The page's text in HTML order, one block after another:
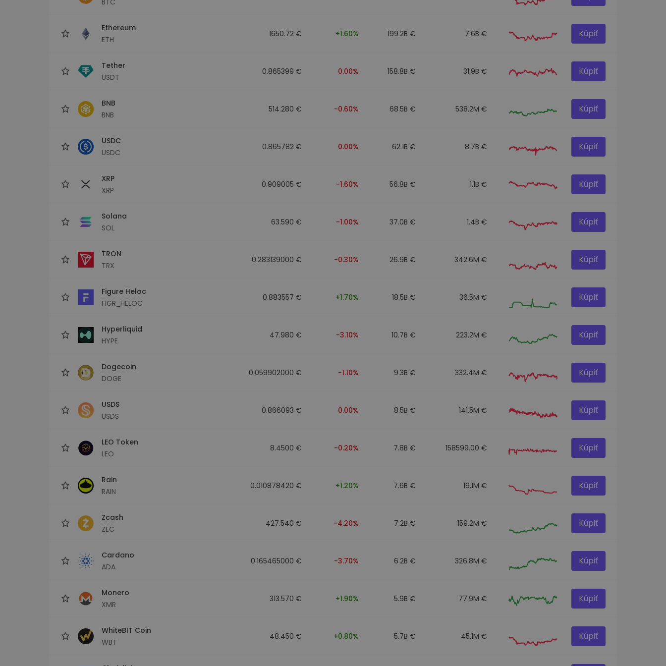
Ethereum
ETH
1650.72 € +1.60% 199.2B € 7.6B € Kúpiť
Tether
USDT
0.865399 € 0.00% 158.8B € 31.9B € Kúpiť
BNB
BNB
514.280 € -0.60% 68.5B € 538.2M € Kúpiť
USDC
USDC
0.865782 € 0.00% 62.1B € 8.7B € Kúpiť
XRP
XRP
0.909005 € -1.60% 56.8B € 1.1B € Kúpiť
Solana
SOL
63.590 € -1.00% 37.0B € 1.4B € Kúpiť
TRON
TRX
0.283139000 € -0.30% 26.9B € 342.6M € Kúpiť
Figure Heloc
FIGR_HELOC
0.883557 € +1.70% 18.5B € 36.5M € Kúpiť
Hyperliquid
HYPE
47.980 € -3.10% 10.7B € 223.2M € Kúpiť
Dogecoin
DOGE
0.059902000 € -1.10% 9.3B € 332.4M € Kúpiť
USDS
USDS
0.866093 € 0.00% 8.5B € 141.5M € Kúpiť
LEO Token
LEO
8.4500 € -0.20% 7.8B € 158599.00 € Kúpiť
Rain
RAIN
0.010878420 € +1.20% 7.6B € 19.1M € Kúpiť
Zcash
ZEC
427.540 € -4.20% 7.2B € 159.2M € Kúpiť
Cardano
ADA
0.165465000 € -3.70% 6.2B € 326.8M € Kúpiť
Monero
XMR
313.570 € +1.90% 5.9B € 77.9M € Kúpiť
WhiteBIT Coin
WBT
48.450 € +0.80% 5.7B € 45.1M € Kúpiť